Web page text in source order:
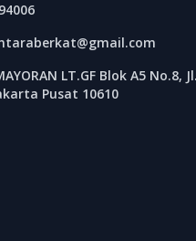
LT.GF Blok A5 No.8,
Pusat 10610